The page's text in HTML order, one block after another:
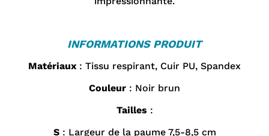
INFORMATIONS PRODUIT
Matériaux : Tissu respirant, Cuir PU, Spandex
Couleur : Noir brun
Tailles :
S: Largeur de la paume 7,5-8,5 cm